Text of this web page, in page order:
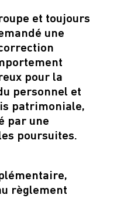
et toujours
une
pour la
personnel et
patrimoniale,
par une
poursuites.
règlement